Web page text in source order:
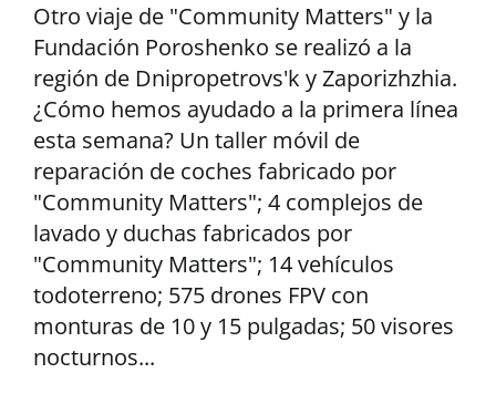
Otro viaje de "Community Matters" y la
Fundación Poroshenko se realizó a la
región de Dnipropetrovs'k y Zaporizhzhia.
¿Cómo hemos ayudado a la primera línea
esta semana? Un taller móvil de
reparación de coches fabricado por
"Community Matters"; 4 complejos de
lavado y duchas fabricados por
"Community Matters"; 14 vehículos
todoterreno; 575 drones FPV con
monturas de 10 y 15 pulgadas; 50 visores
nocturnos...